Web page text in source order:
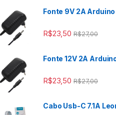
Fonte 9V 2A
R$23,50 R$27,00
Fonte 12V 2A
R$23,50 R$27,00
Cabo Usb-C 7.1A